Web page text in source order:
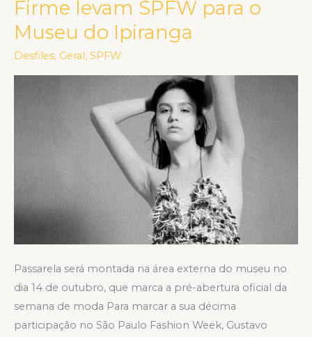
Firme levam SPFW para o
Museu do Ipiranga
Desfiles, Geral, SPFW
Passarela será montada na área externa do museu no
dia 14 de outubro, que marca a pré-abertura oficial da
semana de moda Para marcar a sua décima
participação no São Paulo Fashion Week, Gustavo
e
Ponto
Firme
levam